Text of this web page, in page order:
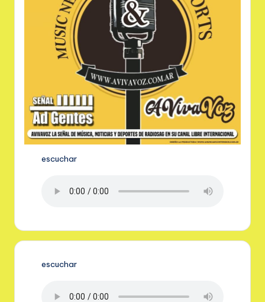
escuchar
escuchar